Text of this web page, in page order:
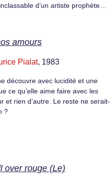
d’un artiste prophète…
amours
Pialat, 1983
découvre avec lucidité et une
ce qu’elle aime faire avec les
et rien d’autre. Le reste ne serait-
?
over rouge (Le)